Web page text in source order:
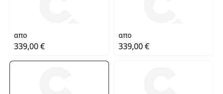
απο
339,00 €
απο
339,00 €